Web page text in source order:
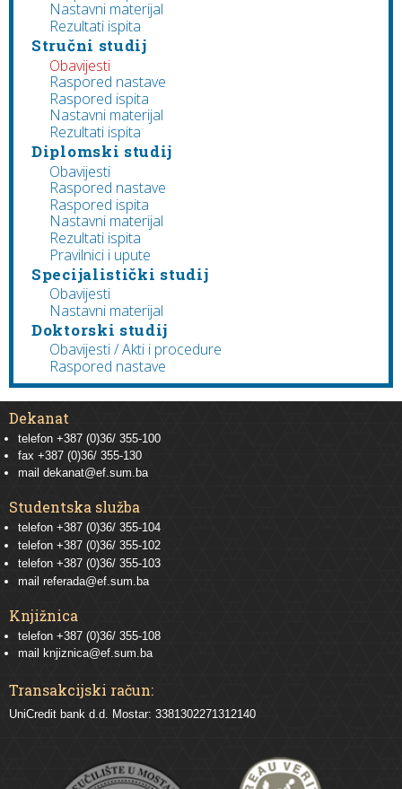
Nastavni materijal
Rezultati ispita
Stručni studij
Obavijesti
Raspored nastave
Raspored ispita
Nastavni materijal
Rezultati ispita
Diplomski studij
Obavijesti
Raspored nastave
Raspored ispita
Nastavni materijal
Rezultati ispita
Pravilnici i upute
Specijalistički studij
Obavijesti
Nastavni materijal
Doktorski studij
Obavijesti / Akti i procedure
Raspored nastave
Dekanat
telefon +387 (0)36/ 355-100
fax +387 (0)36/ 355-130
mail dekanat@ef.sum.ba
Studentska služba
telefon +387 (0)36/ 355-104
telefon +387 (0)36/ 355-102
telefon +387 (0)36/ 355-103
mail referada@ef.sum.ba
Knjižnica
telefon +387 (0)36/ 355-108
mail
knjiznica@ef.sum.ba
Transakcijski račun:
UniCredit bank d.d. Mostar: 3381302271312140